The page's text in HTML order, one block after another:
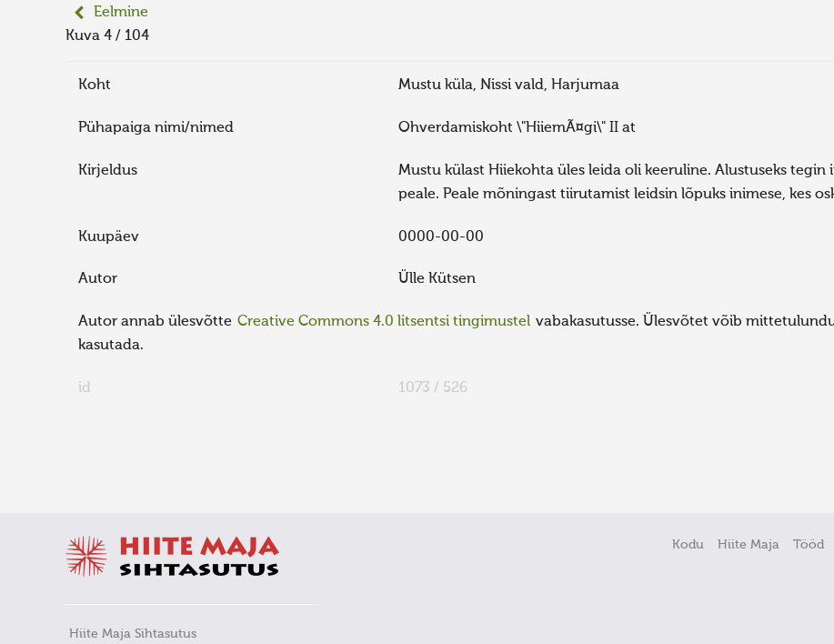
Eelmine
Kuva 4 / 104
Koht Mustu küla, Nissi vald, Harjumaa
Pühapaiga nimi/nimed Ohverdamiskoht \"HiiemÃ¤gi\" II at
Kirjeldus
Mustu külast Hiiekohta üles leida oli keeruline. Alustuseks
peale. Peale mõningast tiirutamist leidsin lõpuks inimese, kes
Kuupäev 0000-00-00
Autor Ülle Kütsen
Autor annab ülesvõtte Creative Commons 4.0 litsentsi tingimustel vabakasutusse. Ülesvõtet võib
kasutada.
id 1073 / 526
Hiite Maja Sihtasutus
Kodu Hiite Maja Tööd